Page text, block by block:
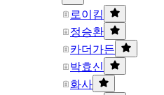
로이킴
정승환
카더가든
박효신
화사